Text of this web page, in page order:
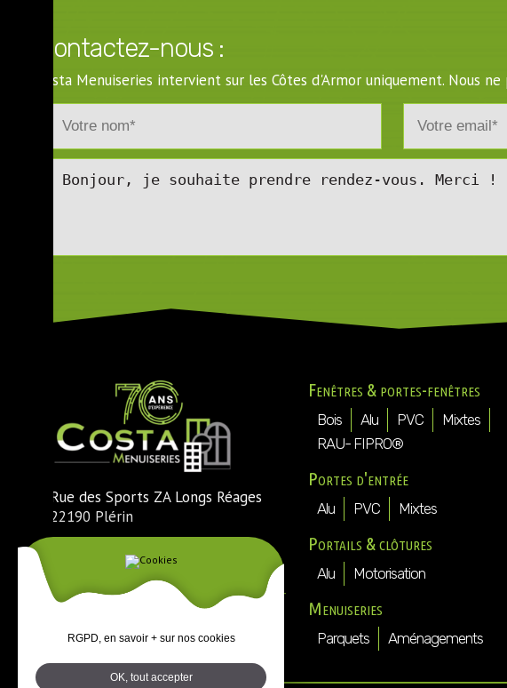
Contactez-nous :
Costa Menuiseries intervient sur les Côtes d'Armor uniquement. Nous
Rue des Sports ZA Longs Réages
22190 Plérin
Tél. : 02 96 74 54 30
Fax : 02 96 74 73 25
Mail :direction@costa-menuiseries-
Fenêtres & portes-fenêtres
Bois Alu PVC
Mixtes
RAU- FIPRO®
Portes d'entrée
Alu PVC Mixtes
Portails & clôtures
Alu Motorisation
Menuiseries
Parquets Aménagements
RGPD, en savoir + sur nos cookies
OK, tout accepter